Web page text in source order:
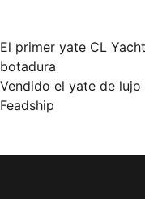
Navegación
de
El primer yate CL
botadura
Vendido el yate de
Feadship